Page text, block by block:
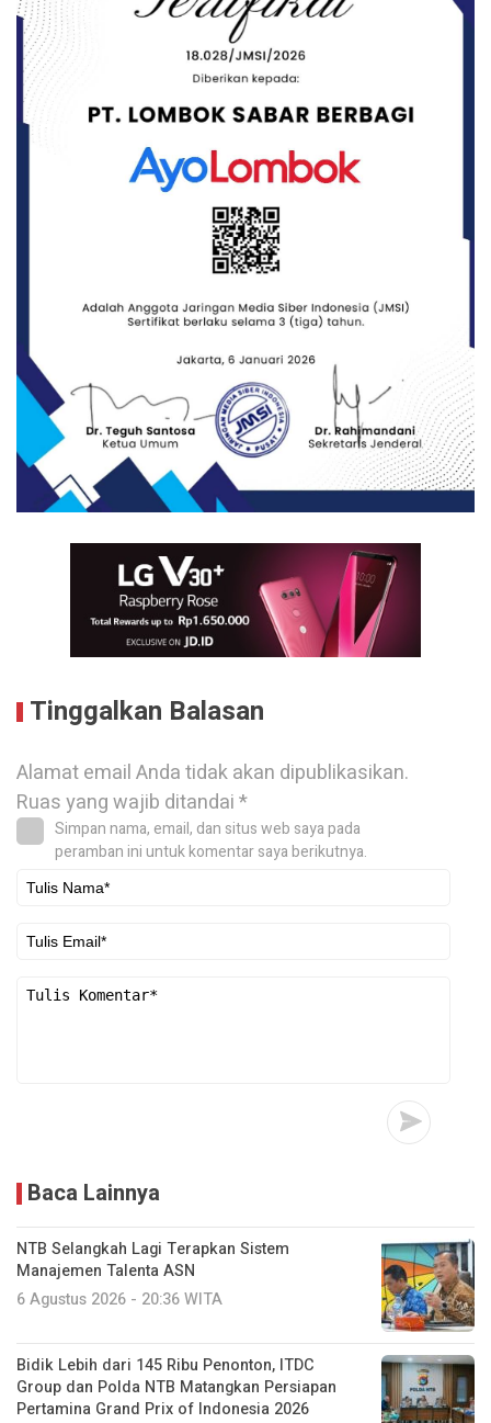
Tinggalkan Balasan
Alamat email Anda tidak akan dipublikasikan.
Ruas yang wajib ditandai*
Simpan nama, email, dan situs web saya pada
peramban ini untuk komentar saya berikutnya.
Baca Lainnya
NTB Selangkah Lagi Terapkan Sistem
Manajemen Talenta ASN
6 Agustus 2026 - 20:36 WITA
Bidik Lebih dari 145 Ribu Penonton, ITDC
Group dan Polda NTB Matangkan Persiapan
Pertamina Grand Prix of Indonesia 2026